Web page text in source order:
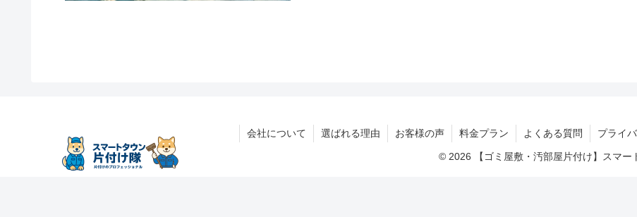
会社について 選ばれる理由 お客様の声 料金プラン よくある質問 プライ
© 2026 【ゴミ屋敷・汚部屋片付け】スマー